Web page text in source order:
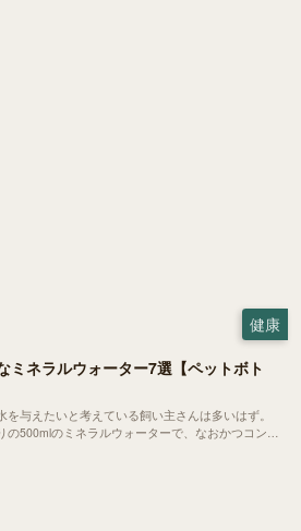
健康
ミネラルウォーター7選【ペットボト
与えたいと考えている飼い主さんは多いはず。
の500mlのミネラルウォーターで、なおかつコンビ